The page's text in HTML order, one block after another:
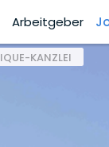
Arbeitgeber
KANZLEI